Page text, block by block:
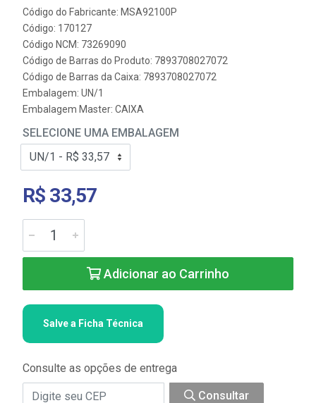
Código do Fabricante: MSA92100P
Código: 170127
Código NCM: 73269090
Código de Barras do Produto: 7893708027072
Código de Barras da Caixa: 7893708027072
Embalagem: UN/1
Embalagem Master: CAIXA
SELECIONE UMA EMBALAGEM
R$ 33,57
Adicionar ao Carrinho
Salve a Ficha Técnica
Consulte as opções de entrega
Consultar